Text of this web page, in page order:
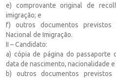
e) comprovante original de
imigração; e
f) outros documentos previstos
Nacional de Imigração.
II – Candidato:
a) cópia de página do passaporte
data de nascimento, nacionalidade
b) outros documentos